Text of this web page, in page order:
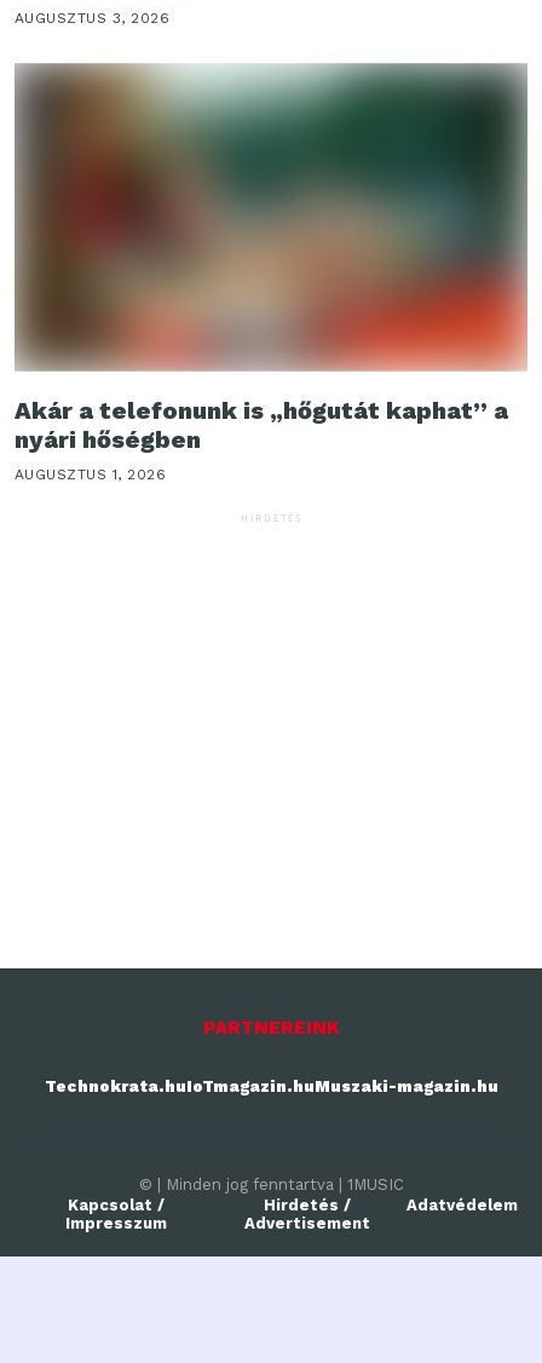
AUGUSZTUS 3, 2026
Akár a telefonunk is „hőgutát kaphat” a
nyári hőségben
AUGUSZTUS 1, 2026
HIRDETÉS
PARTNEREINK
Technokrata.huIoTmagazin.huMuszaki-magazin.hu
© | Minden jog fenntartva | 1MUSIC
Kapcsolat /
Impresszum
Hirdetés /
Advertisement
Adatvédelem